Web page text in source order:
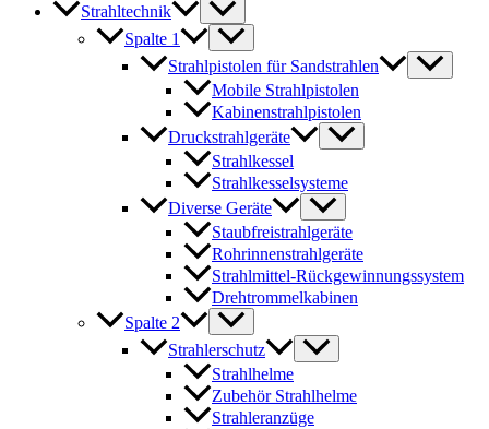
Strahltechnik
Spalte 1
Strahlpistolen für Sandstrahlen
Mobile Strahlpistolen
Kabinenstrahlpistolen
Druckstrahlgeräte
Strahlkessel
Strahlkesselsysteme
Diverse Geräte
Staubfreistrahlgeräte
Rohrinnenstrahlgeräte
Strahlmittel-Rückgewinnungssystem
Drehtrommelkabinen
Spalte 2
Strahlerschutz
Strahlhelme
Zubehör Strahlhelme
Strahleranzüge